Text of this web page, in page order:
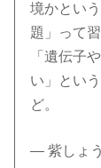
境かとい
題」って
「遺伝子
い」とい
ど。
— 紫しょ